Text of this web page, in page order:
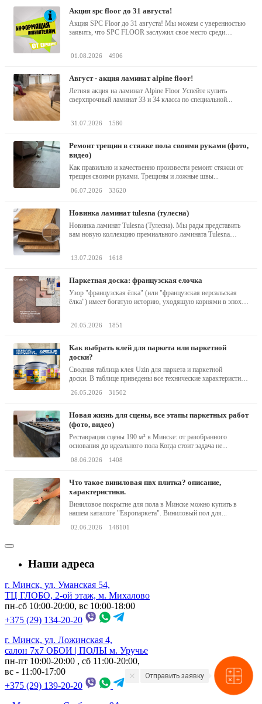
акция spc floor до 31 августа!
Акция SPC Floor до 31 августа! Мы можем с уверенностью
заявить, что SPC FLOOR заслужил свое место среди
01.08.2026 4906
август - акция ламинат alpine floor!
Летняя акция на ламинат Alpine Floor Успейте купить
сверхпрочный ламинат 33 и 34 класса по специальной...
31.07.2026 1580
ремонт трещин в стяжке пола своими руками (фото,
видео)
Как правильно и качественно произвести ремонт стяжки от
трещин своими руками. Трещины и ложные швы...
06.07.2026 33620
новинка ламинат tulesna (тулесна)
Новинка ламинат Tulesna (Тулесна). Мы рады представить
вам новую коллекцию премиального ламината Tulesna
13.07.2026 1618
паркетная доска: французская елочка
Узор "французская ёлка" (или "французская версальская
ёлка") имеет богатую историю, уходящую корнями в эпоху
20.05.2026 1851
как выбрать клей для паркета или паркетной
доски?
Сводная таблица клея Uzin для паркета и паркетной
доски. В таблице приведены все технические характеристики
26.05.2026 31502
новая жизнь для сцены, все этапы паркетных работ
(фото, видео)
Реставрация сцены 190 м² в Минске: от разобранного
основания до идеального пола Когда стоит задача не...
08.06.2026 1408
что такое виниловая пвх плитка? описание,
характеристики.
Виниловое покрытие для пола в Минске можно купить в
нашем каталоге "Европаркета". Виниловый пол для...
02.06.2026 148101
Наши адреса
г. Минск, ул. Уманская 54,
ТЦ ГЛОБО, 2-ой этаж, м. Михалово
пн-сб 10:00-20:00, вс 10:00-18:00
+375 (29) 134-20-20
г. Минск, ул. Ложинская 4,
салон 7х7 ОБОИ | ПОЛЫ м. Уручье
пн-пт 10:00-20:00 , сб 11:00-20:00,
вс - 11:00-17:00
+375 (29) 139-20-20
Отправить заявку